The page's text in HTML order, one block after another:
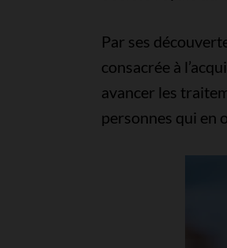
Par ses
consacrée à
avancer les
personnes qui en